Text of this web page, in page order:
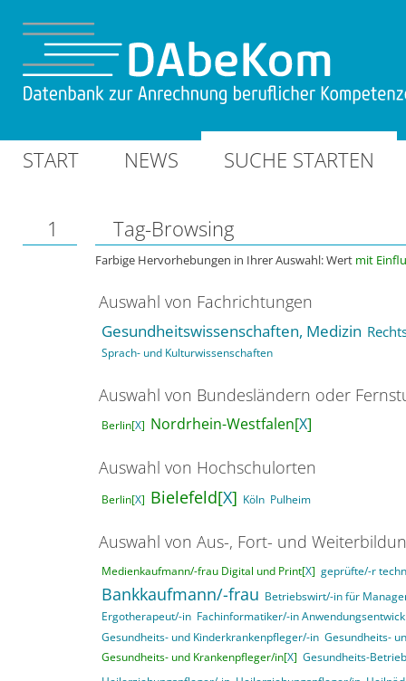
START NEWS SUCHE STARTEN
1 Tag-Browsing
Farbige Hervorhebungen in Ihrer Auswahl: Wert mit
Auswahl von Fachrichtungen
Gesundheitswissenschaften, Medizin
Sprach- und Kulturwissenschaften
Auswahl von Bundesländern oder
Berlin[X] Nordrhein-Westfalen[X]
Auswahl von Hochschulorten
Berlin[X] Bielefeld[X] Köln Pulheim
Auswahl von Aus-, Fort- und
Medienkaufmann/-frau Digital und Print[X] geprüfte/-r
Bankkaufmann/-frau Betriebswirt/-in für
Ergotherapeut/-in Fachinformatiker/-in
Gesundheits- und Kinderkrankenpfleger/-in Gesundheits-
Gesundheits- und Krankenpfleger/in[X] Gesundheits-